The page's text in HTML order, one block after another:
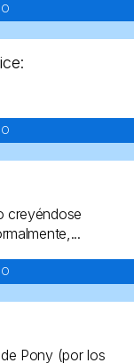
creyéndose
Pony (por los